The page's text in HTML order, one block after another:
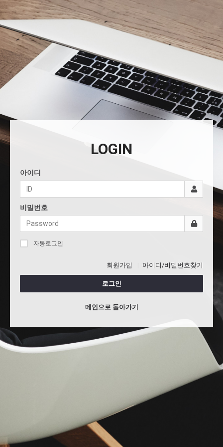
LOGIN
아이디
비밀번호
자동로그인
회원가입 아이디/비밀번호찾기
로그인
메인으로 돌아가기